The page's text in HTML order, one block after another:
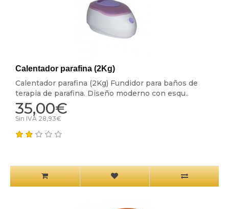
Calentador parafina (2Kg)
Calentador parafina (2Kg) Fundidor para baños de
terapia de parafina. Diseño moderno con esqu..
35,00€
Sin IVA 28,93€